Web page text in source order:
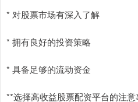
* 对股票市场有深入了解
* 拥有良好的投资策略
* 具备足够的流动资金
**选择高收益股票配资平台的注